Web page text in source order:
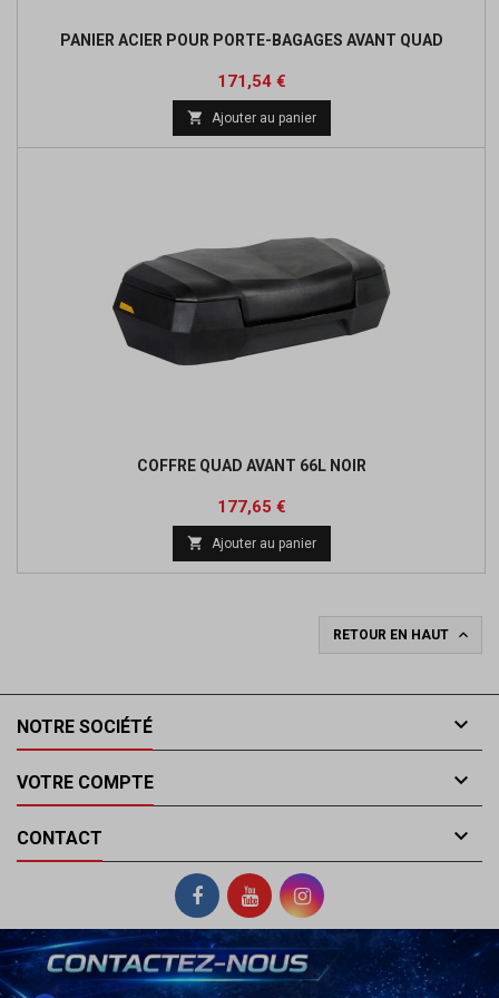
PANIER ACIER POUR PORTE-BAGAGES AVANT QUAD
Prix
171,54 €
 Ajouter au panier
COFFRE QUAD AVANT 66L NOIR
Prix
177,65 €Prix
de
base
 Ajouter au panier
RETOUR EN HAUT 
NOTRE SOCIÉTÉ 
VOTRE COMPTE 
CONTACT 